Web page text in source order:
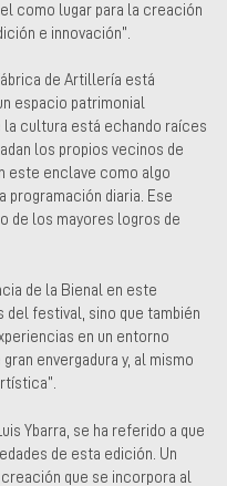
como lugar para la creación
e innovación”.
de Artillería está
espacio patrimonial
la cultura está echando raíces
los propios vecinos de
este enclave como algo
programación diaria. Ese
de los mayores logros de
de la Bienal en este
festival, sino que también
en un entorno
envergadura y, al mismo
Ybarra, se ha referido a que
de esta edición. Un
que se incorpora al